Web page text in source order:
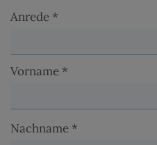
Anrede
Vorname
Nachname